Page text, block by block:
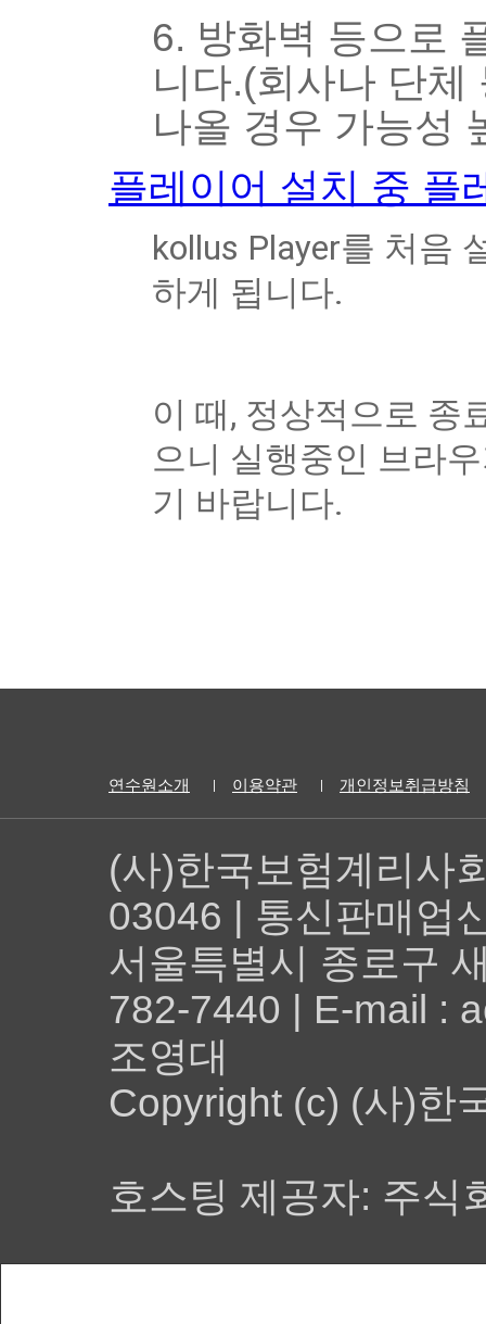
6. 방화벽 등으로
니다.(회사나 단
나올 경우 가능성
플레이어 설치 중 플
kollus Player를 처음
하게 됩니다.
이 때, 정상적으로 종
으니 실행중인 브라
기 바랍니다.
연수원소개 이용약관 개인정보취급방침
(사)한국보험계리사
03046 | 통신판매업
서울특별시 종로구
782-7440 | E-mail :
조영대
Copyright (c) (사)한
호스팅 제공자: 주식